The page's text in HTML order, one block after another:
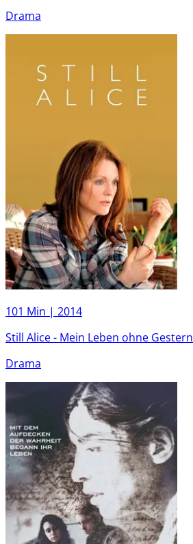
Drama
101 Min | 2014
Still Alice - Mein Leben ohne Gestern
Drama